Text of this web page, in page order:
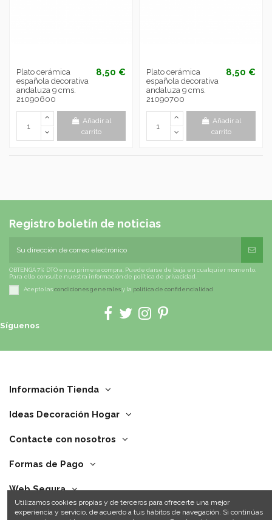
Plato cerámica
española decorativa
andaluza 9 cms.
21090600
8,50 €
Añadir al
carrito
Plato cerámica
española decorativa
andaluza 9 cms.
21090700
8,50 €
Añadir al
carrito
Registro boletín de noticias
OBTENGA 7% DTO en su primera compra. Puede darse de baja en cualquier momento.
Para ello, consulte nuestra información de política de privacidad.
Acepto lascondiciones generalesy la política de confidencialidad
Síguenos
Información Tienda
Ideas Decoración Hogar
Contacte con nosotros
Formas de Pago
Web Segura
Utilizamos cookies propias y de terceros para ofrecerte una mejor
experiencia y servicio, de acuerdo a tus hábitos de navegación. Si continúas